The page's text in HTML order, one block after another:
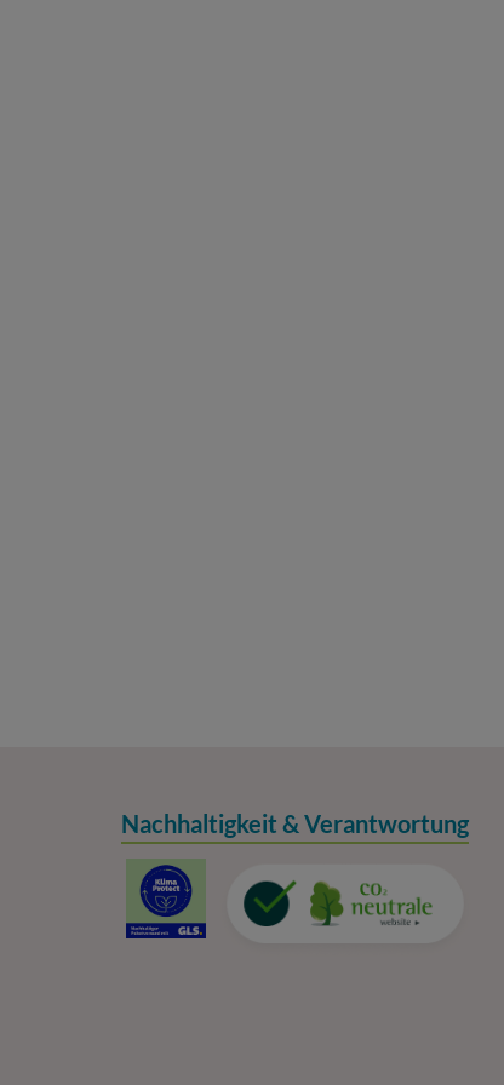
Nachhaltigkeit & Verantwortung